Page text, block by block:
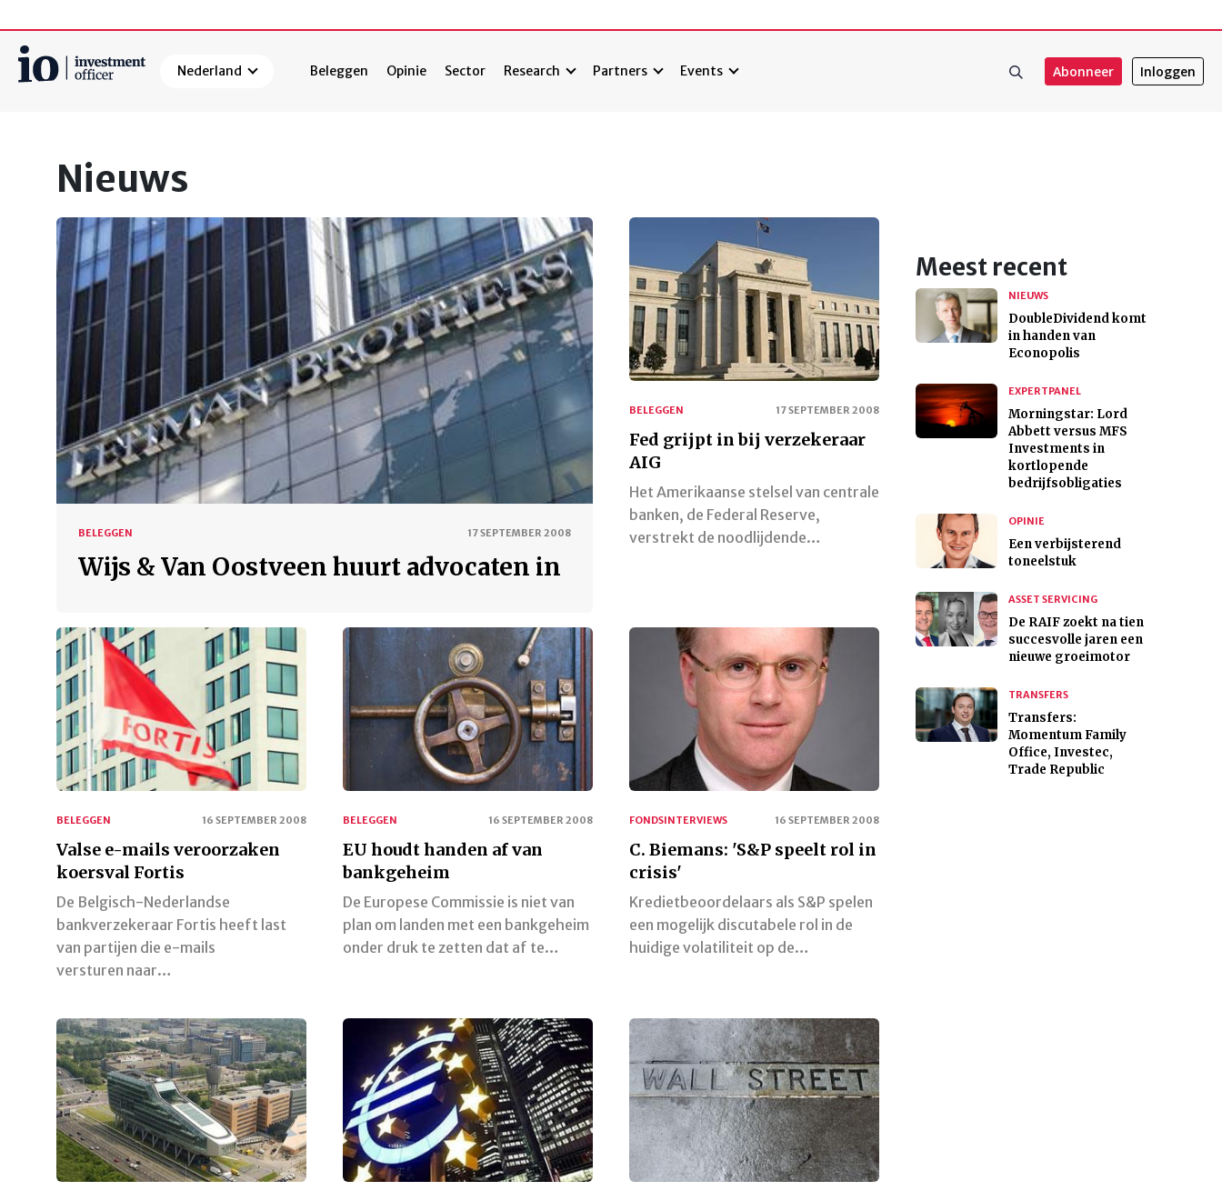
Nederland Beleggen Opinie Sector Research Partners Events Abonneer Inloggen
Nieuws
BELEGGEN 17 SEPTEMBER 2008
Wijs & Van Oostveen huurt advocaten in
BELEGGEN 17 SEPTEMBER 2008
Fed grijpt in bij verzekeraar
AIG
Het Amerikaanse stelsel van centrale
banken, de Federal Reserve,
verstrekt de noodlijdende…
BELEGGEN 16 SEPTEMBER 2008
Valse e-mails veroorzaken
koersval Fortis
De Belgisch-Nederlandse
bankverzekeraar Fortis heeft last
van partijen die e-mails
versturen naar…
BELEGGEN 16 SEPTEMBER 2008
EU houdt handen af van
bankgeheim
De Europese Commissie is niet van
plan om landen met een bankgeheim
onder druk te zetten dat af te…
FONDSINTERVIEWS 16 SEPTEMBER 2008
C. Biemans: 'S&P speelt rol in
crisis'
Kredietbeoordelaars als S&P spelen
een mogelijk discutabele rol in de
huidige volatiliteit op de…
Meest recent
NIEUWS
DoubleDividend komt
in handen van
Econopolis
EXPERTPANEL
Morningstar: Lord
Abbett versus MFS
Investments in
kortlopende
bedrijfsobligaties
OPINIE
Een verbijsterend
toneelstuk
ASSET SERVICING
De RAIF zoekt na tien
succesvolle jaren een
nieuwe groeimotor
TRANSFERS
Transfers:
Momentum Family
Office, Investec,
Trade Republic